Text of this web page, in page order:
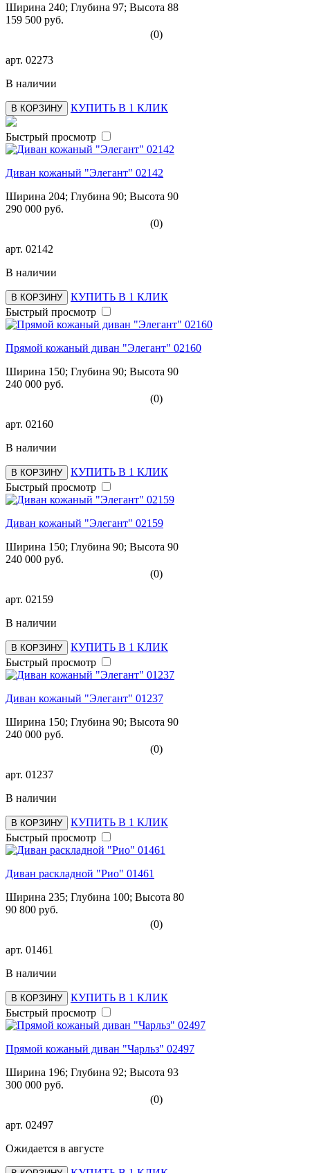
Ширина 240; Глубина 97; Высота 88
159 500 руб.
(0)
арт. 02273
В наличии
В КОРЗИНУ КУПИТЬ В 1 КЛИК
Быстрый просмотр
Диван кожаный "Элегант" 02142
Ширина 204; Глубина 90; Высота 90
290 000 руб.
(0)
арт. 02142
В наличии
В КОРЗИНУ
КУПИТЬ В 1 КЛИК
Быстрый просмотр
Прямой кожаный диван "Элегант" 02160
Ширина 150; Глубина 90; Высота 90
240 000 руб.
(0)
арт. 02160
В наличии
В КОРЗИНУ
КУПИТЬ В 1 КЛИК
Быстрый просмотр
Диван кожаный "Элегант" 02159
Ширина 150; Глубина 90; Высота 90
240 000 руб.
(0)
арт. 02159
В наличии
В КОРЗИНУ
КУПИТЬ В 1 КЛИК
Быстрый просмотр
Диван кожаный "Элегант" 01237
Ширина 150; Глубина 90; Высота 90
240 000 руб.
(0)
арт. 01237
В наличии
В КОРЗИНУ
КУПИТЬ В 1 КЛИК
Быстрый просмотр
Диван раскладной "Рио" 01461
Ширина 235; Глубина 100; Высота 80
90 800 руб.
(0)
арт. 01461
В наличии
В КОРЗИНУ
КУПИТЬ В 1 КЛИК
Быстрый просмотр
Прямой кожаный диван "Чарльз" 02497
Ширина 196; Глубина 92; Высота 93
300 000 руб.
(0)
арт. 02497
Ожидается в августе